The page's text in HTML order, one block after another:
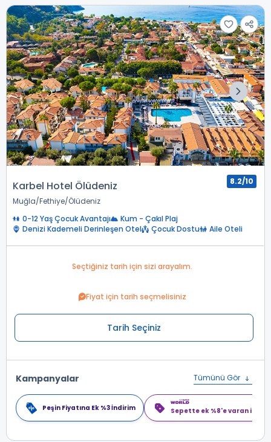
Karbel Hotel Ölüdeniz
Muğla Fethiye Ölüdeniz
8.2/10
0-12 Yaş Çocuk Avantajı
Kum - Çakıl Plaj
Denizi Kademeli Derinleşen Otel
Çocuk Dostu Aile Oteli
Seçtiğiniz tarih için sizi arayalım.
Fiyat için tarih seçmelisiniz
Tarih Seçiniz
Kampanyalar Tümünü Gör
Peşin Fiyatına Ek %3 İndirim Sepette ek %8'e varan